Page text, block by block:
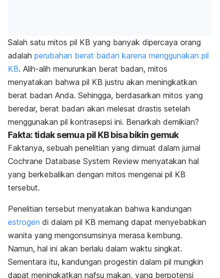
Salah satu mitos pil KB yang banyak dipercaya orang
adalah perubahan berat badan karena menggunakan pil
KB. Alih-alih menurunkan berat badan, mitos
menyatakan bahwa pil KB justru akan meningkatkan
berat badan Anda. Sehingga, berdasarkan mitos yang
beredar, berat badan akan melesat drastis setelah
menggunakan pil kontrasepsi ini. Benarkah demikian?
Fakta: tidak semua pil KB bisa bikin gemuk
Faktanya, sebuah penelitian yang dimuat dalam jurnal
Cochrane Database System Review menyatakan hal
yang berkebalikan dengan mitos mengenai pil KB
tersebut.
Penelitian tersebut menyatakan bahwa kandungan
estrogen di dalam pil KB memang dapat menyebabkan
wanita yang mengonsumsinya merasa kembung.
Namun, hal ini akan berlalu dalam waktu singkat.
Sementara itu, kandungan progestin dalam pil mungkin
dapat meningkatkan nafsu makan, yang berpotensi